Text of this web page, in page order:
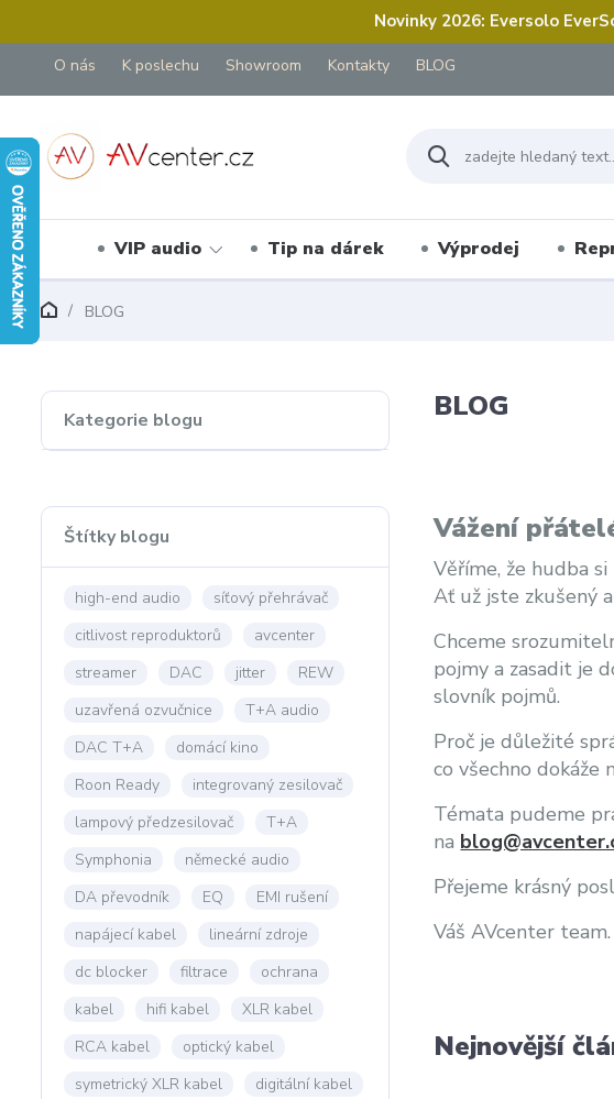
Novinky 2026: Eversolo
O nás K poslechu Showroom Kontakty BLOG
VIP audio Tip na dárek Výprodej
BLOG
Kategorie blogu
Štítky blogu
high-end audio
síťový přehrávač
citlivost reproduktorů
avcenter
streamer
DAC jitter
REW
uzavřená ozvučnice
T+A audio
DAC T+A
domácí kino
Roon Ready
integrovaný zesilovač
lampový předzesilovač
T+A
Symphonia
německé audio
DA převodník
EQ
EMI rušení
napájecí kabel
lineární zdroje
dc blocker
filtrace
ochrana
kabel
hifi kabel
XLR kabel
RCA kabel
optický kabel
symetrický XLR kabel
digitální kabel
BLOG
Vážení
Věříme, že hudba
Ať už jste zkušený
Chceme
pojmy a zasadit je
slovník pojmů.
Proč je důležité
co všechno dokáže
Témata pudeme
na
Přejeme krásný
Váš AVcenter team.
Nejnovější